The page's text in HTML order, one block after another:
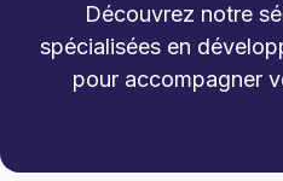
Découvrez notre
spécialisées en
pour accompagner